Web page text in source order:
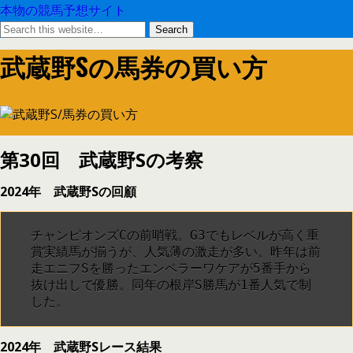
本物の競馬予想サイト
武蔵野Sの馬券の買い方
第30回 武蔵野Sの考察
2024年 武蔵野Sの回顧
チャンピオンズCの前哨戦。G3でもレベルが高く重
賞実績馬が揃うが、人気薄の激走が多い。昨年は前
走エニフSを勝ったエンペラーワケアが5番手から
抜け出しで優勝。同年の根岸S勝馬が1番人気で制
した。
2024年 武蔵野Sレース結果